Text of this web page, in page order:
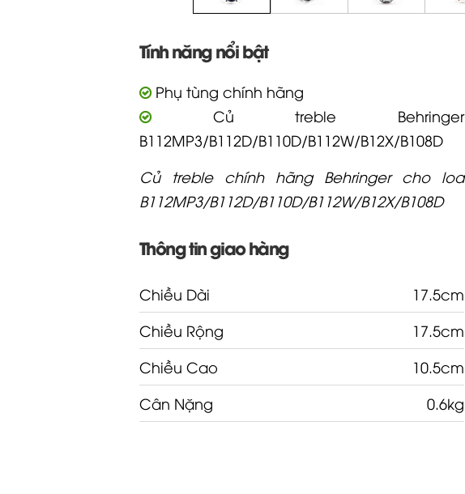
Tính năng nổi bật
Phụ tùng chính hãng
Củ treble Behringer
B112MP3/B112D/B110D/B112W/B12X/B108D
Củ treble chính hãng Behringer cho loa
B112MP3/B112D/B110D/B112W/B12X/B108D
Thông tin giao hàng
Chiều Dài
17.5cm
Chiều Rộng
17.5cm
Chiều Cao
10.5cm
Cân Nặng
0.6kg